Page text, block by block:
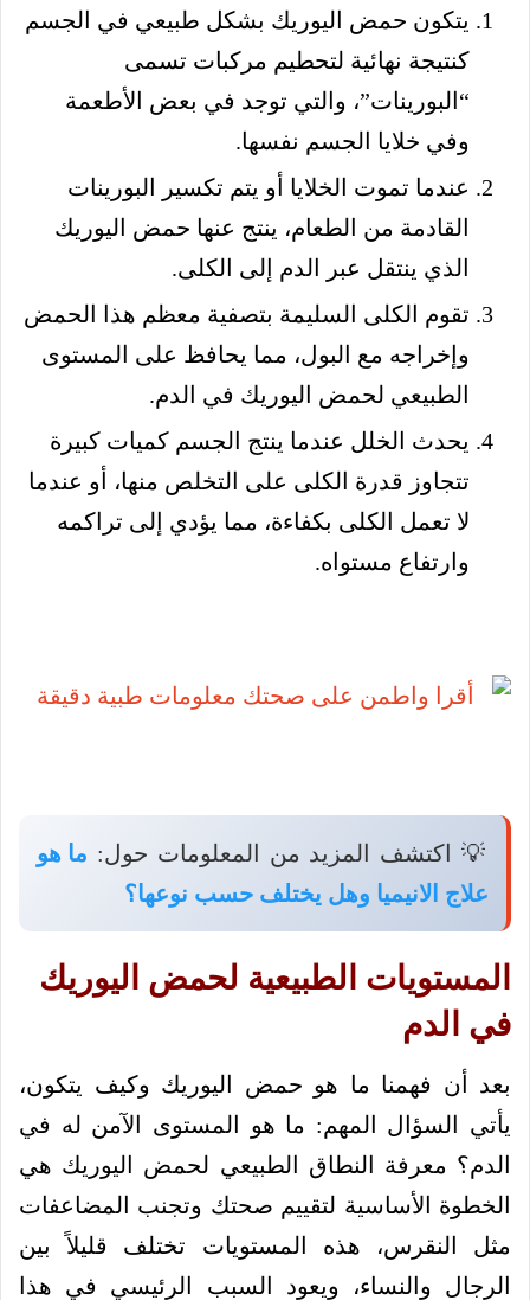
يتكون حمض اليوريك بشكل طبيعي في الجسم
كنتيجة نهائية لتحطيم مركبات تسمى
“البورينات”، والتي توجد في بعض الأطعمة
وفي خلايا الجسم نفسها.
عندما تموت الخلايا أو يتم تكسير البورينات
القادمة من الطعام، ينتج عنها حمض اليوريك
الذي ينتقل عبر الدم إلى الكلى.
تقوم الكلى السليمة بتصفية معظم هذا الحمض
وإخراجه مع البول، مما يحافظ على المستوى
الطبيعي لحمض اليوريك في الدم.
يحدث الخلل عندما ينتج الجسم كميات كبيرة
تتجاوز قدرة الكلى على التخلص منها، أو عندما
لا تعمل الكلى بكفاءة، مما يؤدي إلى تراكمه
وارتفاع مستواه.
💡 اكتشف المزيد من المعلومات حول: ما هو
علاج الانيميا وهل يختلف حسب نوعها؟
المستويات الطبيعية لحمض اليوريك
في الدم
بعد أن فهمنا ما هو حمض اليوريك وكيف يتكون،
يأتي السؤال المهم: ما هو المستوى الآمن له في
الدم؟ معرفة النطاق الطبيعي لحمض اليوريك هي
الخطوة الأساسية لتقييم صحتك وتجنب المضاعفات
مثل النقرس، هذه المستويات تختلف قليلاً بين
الرجال والنساء، ويعود السبب الرئيسي في هذا